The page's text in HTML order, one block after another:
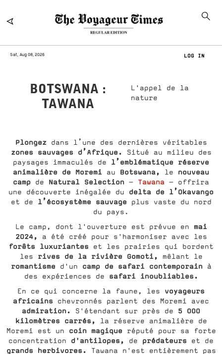
Sat, Aug 08, 2026 LOG IN
BOTSWANA :
TAWANA
L'appel de la
nature
Plongez dans l’une des dernières véritables
zones sauvages d’Afrique.
Situé au milieu des
paysages immaculés de l’emblématique réserve
animalière de Moremi
au Botswana, le nouveau
camp
de Natural Selection – Tawana – offrira
une découverte inégalée du delta de l’Okavango
et de l’écosystème sauvageplus vaste du nord
du pays.
Le camp, dont l'ouverture est prévue en mai
2024,
a été créé pour s'harmoniser avec les
forêts luxuriantes et les prairies qui bordent
les rives de la rivière Gomoti, mêlant le
romantismed'un camp de safari contemporain
à
des expériences de safari inoubliables.
En ce qui concerne la faune, les voyageurs
africains chevronnés parlent des Moremi avec
admiration. S'étendant sur près de
5 000
kilomètres carrés, la réserve animalière de
Moremi est un coin magiqueréputé pour sa forte
concentration d'antilopes, de prédateurs et de
grands herbivores. Tawana n'est entièrement pas